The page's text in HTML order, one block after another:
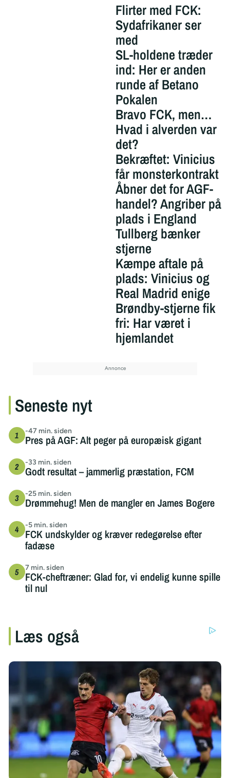
Flirter med FCK:
Sydafrikaner ser
med
SL-holdene træder
ind: Her er anden
runde af Betano
Pokalen
Bravo FCK, men…
Hvad i alverden var
det?
Bekræftet: Vinicius
får monsterkontrakt
Åbner det for AGF-
handel? Angriber på
plads i England
Tullberg bænker
stjerne
Kæmpe aftale på
plads: Vinicius og
Real Madrid enige
Brøndby-stjerne fik
fri: Har været i
hjemlandet
Seneste nyt
-47 min. siden
Pres på AGF: Alt peger på europæisk gigant
-33 min. siden
Godt resultat – jammerlig præstation, FCM
-25 min. siden
Drømmehug! Men de mangler en James Bogere
-5 min. siden
FCK undskylder og kræver redegørelse efter
fadæse
7 min. siden
FCK-cheftræner: Glad for, vi endelig kunne spille
til nul